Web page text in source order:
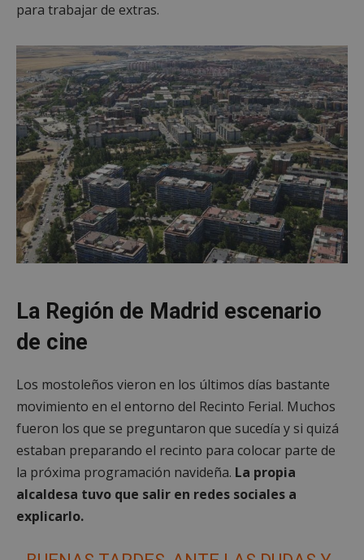
para trabajar de extras.
La Región de Madrid escenario
de cine
Los mostoleños vieron en los últimos días bastante
movimiento en el entorno del Recinto Ferial. Muchos
fueron los que se preguntaron que sucedía y si quizá
estaban preparando el recinto para colocar parte de
la próxima programación navideña. La propia
alcaldesa tuvo que salir en redes sociales a
explicarlo.